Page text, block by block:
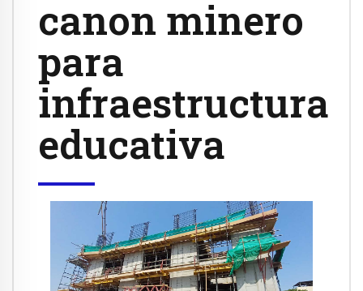
canon minero
para
infraestructura
educativa